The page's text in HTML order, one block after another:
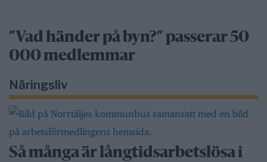
”Vad händer på byn?” passerar 50
000 medlemmar
Näringsliv
Så många är långtidsarbetslösa i